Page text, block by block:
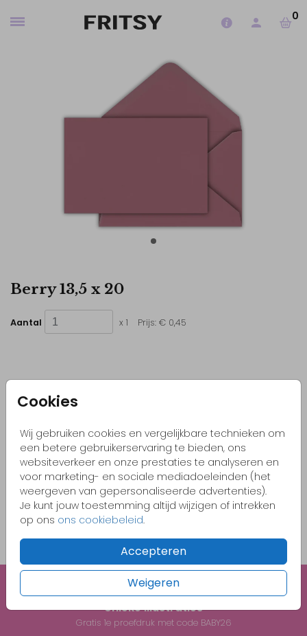
0
Cookies
Wij gebruiken cookies en vergelijkbare technieken om
een betere gebruikerservaring te bieden, ons
websiteverkeer en onze prestaties te analyseren en
voor marketing- en sociale mediadoeleinden (het
weergeven van gepersonaliseerde advertenties).
Je kunt jouw toestemming altijd wijzigen of intrekken
op ons ons cookiebeleid.
Accepteren
Weigeren
Berry 13,5 x 20
Aantal x 1 Prijs: € 0,45
Kleurrijke & vrolijke ontwerpen
Pas zelf het kaartje aan naar jouw wensen
Bestel gemakkelijk een proefdruk vanaf €1,-
OMSCHRIJVING
Berry 13,5 x 20
per 1
Unieke illustraties
Gratis 1e proefdruk met code BABY26